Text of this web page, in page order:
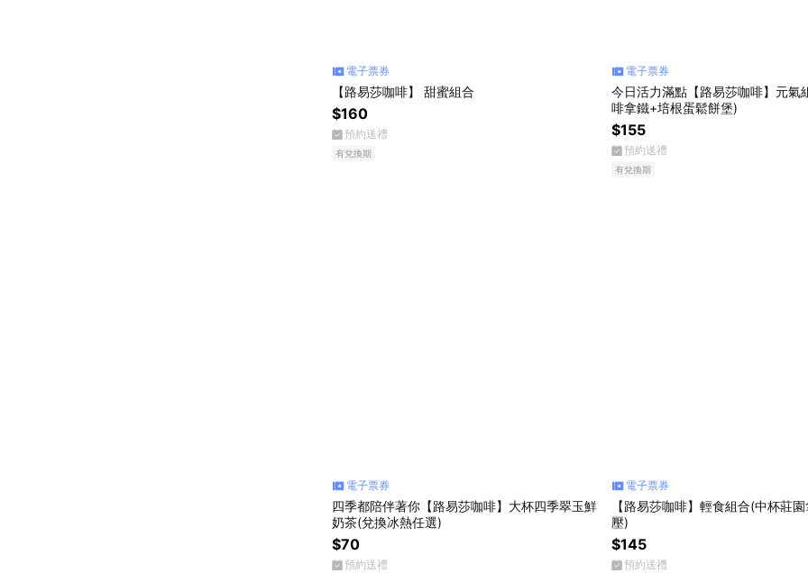
電子票券
【路易莎咖啡】 甜蜜組合
$160
預約送禮
有兌換期
電子票券
今日活力滿點【路易莎咖啡】元氣
啡拿鐵+培根蛋鬆餅堡)
$155
預約送禮
有兌換期
電子票券
四季都陪伴著你【路易莎咖啡】大杯四季翠玉鮮
奶茶(兌換冰熱任選)
$70
預約送禮
電子票券
【路易莎咖啡】輕食組合(中杯莊
壓)
$145
預約送禮